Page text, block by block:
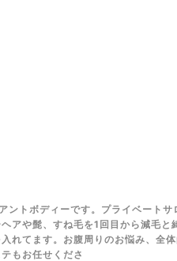
トボディーです。プライベート
アや髭、すね毛を1回目から減毛と
れてます。お腹周りのお悩み、全
もお任せくださ